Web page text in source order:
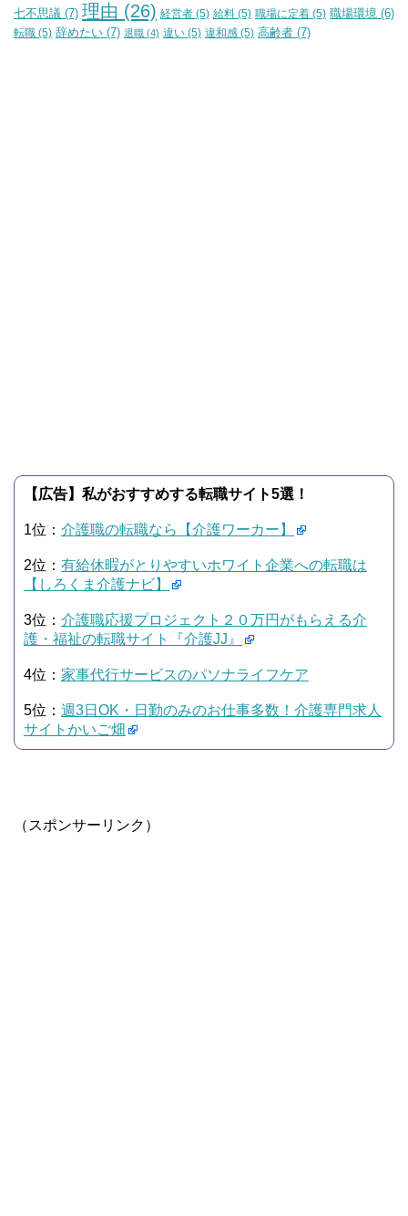
七不思議 (7) 理由 (26) 経営者 (5) 給料 (5) 職場に定着 (5) 職場環境 (6)
転職 (5) 辞めたい (7) 退職 (4) 違い (5) 違和感 (5) 高齢者 (7)
【広告】私がおすすめする転職サイト5選！
1位： 介護職の転職なら【介護ワーカー】
2位： 有給休暇がとりやすいホワイト企業への転職は
【しろくま介護ナビ】
3位： 介護職応援プロジェクト２０万円がもらえる介
護・福祉の転職サイト『介護JJ』
4位： 家事代行サービスのパソナライフケア
5位： 週3日OK・日勤のみのお仕事多数！介護専門求人
サイトかいご畑
（スポンサーリンク）